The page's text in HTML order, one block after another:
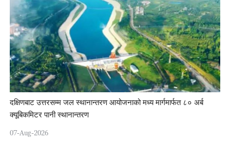
दक्षिणबाट उत्तरसम्म जल स्थानान्तरण आयोजनाको मध्य मार्गमार्फत ८० अर्ब
क्यूबिकमिटर पानी स्थानान्तरण
07-Aug-2026